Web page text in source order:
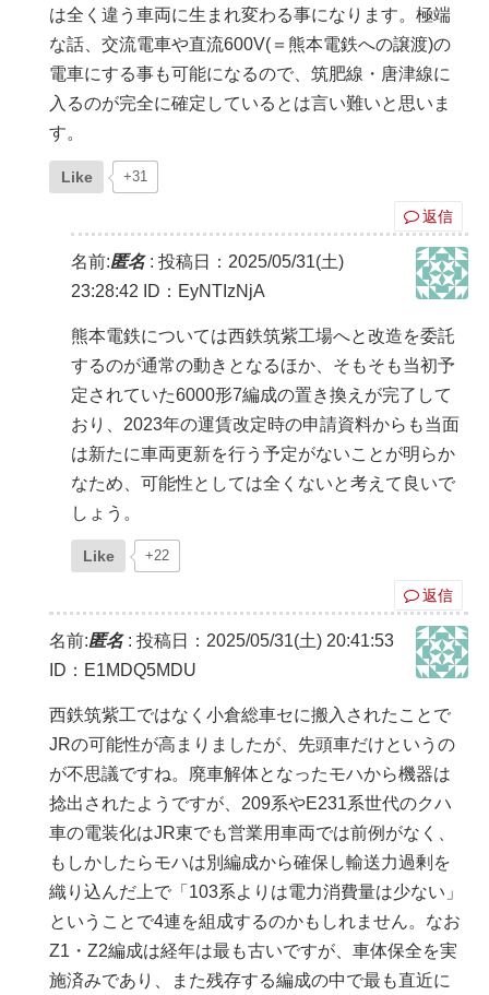
は全く違う車両に生まれ変わる事になります。極端
な話、交流電車や直流600V(＝熊本電鉄への譲渡)の
電車にする事も可能になるので、筑肥線・唐津線に
入るのが完全に確定しているとは言い難いと思いま
す。
Like +31
返信
名前:匿名: 投稿日：2025/05/31(土)
23:28:42
ID：EyNTIzNjA
熊本電鉄については西鉄筑紫工場へと改造を委託
するのが通常の動きとなるほか、そもそも当初予
定されていた6000形7編成の置き換えが完了して
おり、2023年の運賃改定時の申請資料からも当面
は新たに車両更新を行う予定がないことが明らか
なため、可能性としては全くないと考えて良いで
しょう。
Like +22
返信
名前:匿名: 投稿日：2025/05/31(土) 20:41:53
ID：E1MDQ5MDU
西鉄筑紫工ではなく小倉総車セに搬入されたことで
JRの可能性が高まりましたが、先頭車だけというの
が不思議ですね。廃車解体となったモハから機器は
捻出されたようですが、209系やE231系世代のクハ
車の電装化はJR東でも営業用車両では前例がなく、
もしかしたらモハは別編成から確保し輸送力過剰を
織り込んだ上で「103系よりは電力消費量は少ない」
ということで4連を組成するのかもしれません。なお
Z1・Z2編成は経年は最も古いですが、車体保全を実
施済みであり、また残存する編成の中で最も直近に